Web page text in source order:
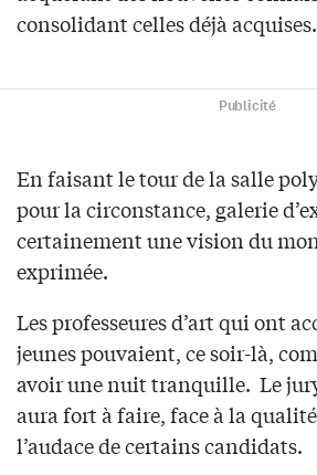
consolidant celles déjà acquises.
Publicité
En faisant le tour de la salle
pour la circonstance, galerie
certainement une vision du
exprimée.
Les professeures d’art qui ont
jeunes pouvaient, ce soir-là,
avoir une nuit tranquille. Le
aura fort à faire, face à la
l’audace de certains candidats.